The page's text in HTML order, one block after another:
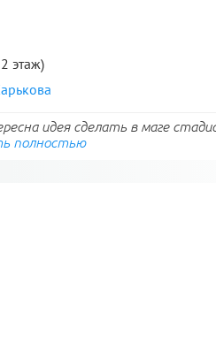
этаж)
идея сделать в маге
полностью